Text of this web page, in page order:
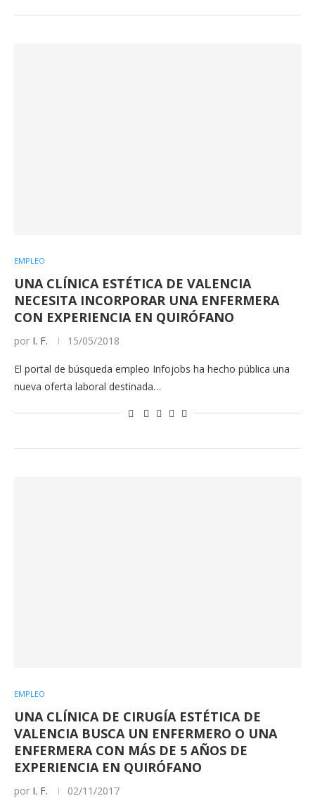
EMPLEO
UNA CLÍNICA ESTÉTICA DE VALENCIA
NECESITA INCORPORAR UNA ENFERMERA
CON EXPERIENCIA EN QUIRÓFANO
por I. F. 15/05/2018
El portal de búsqueda empleo Infojobs ha hecho pública una
nueva oferta laboral destinada…
EMPLEO
UNA CLÍNICA DE CIRUGÍA ESTÉTICA DE
VALENCIA BUSCA UN ENFERMERO O UNA
ENFERMERA CON MÁS DE 5 AÑOS DE
EXPERIENCIA EN QUIRÓFANO
por I. F. 02/11/2017